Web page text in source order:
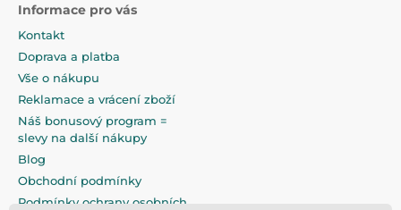
Informace pro vás
Kontakt
Doprava a platba
Vše o nákupu
Reklamace a vrácení zboží
Náš bonusový program =
slevy na další nákupy
Blog
Obchodní podmínky
Podmínky ochrany osobních